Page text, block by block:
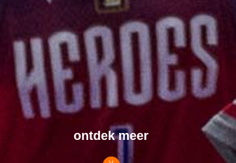
ontdek meer